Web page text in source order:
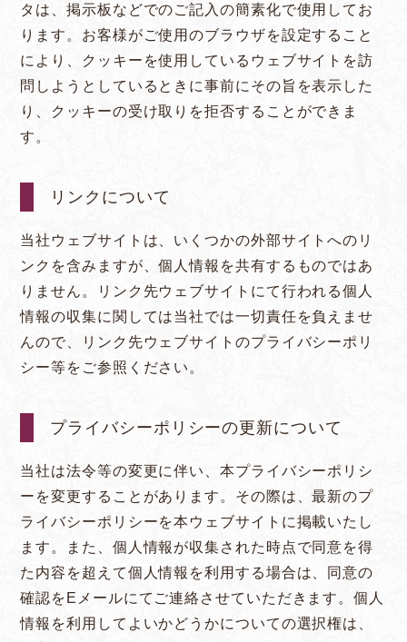
タは、掲示板などでのご記入の簡素化で使用してお
ります。お客様がご使用のブラウザを設定すること
により、クッキーを使用しているウェブサイトを訪
問しようとしているときに事前にその旨を表示した
り、クッキーの受け取りを拒否することができま
す。
リンクについて
当社ウェブサイトは、いくつかの外部サイトへのリ
ンクを含みますが、個人情報を共有するものではあ
りません。リンク先ウェブサイトにて行われる個人
情報の収集に関しては当社では一切責任を負えませ
んので、リンク先ウェブサイトのプライバシーポリ
シー等をご参照ください。
プライバシーポリシーの更新について
当社は法令等の変更に伴い、本プライバシーポリシ
ーを変更することがあります。その際は、最新のプ
ライバシーポリシーを本ウェブサイトに掲載いたし
ます。また、個人情報が収集された時点で同意を得
た内容を超えて個人情報を利用する場合は、同意の
確認をEメールにてご連絡させていただきます。個人
情報を利用してよいかどうかについての選択権は、